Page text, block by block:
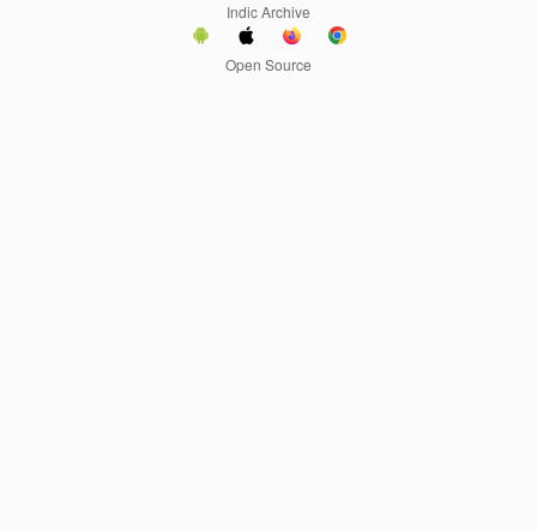
Indic Archive
Open Source